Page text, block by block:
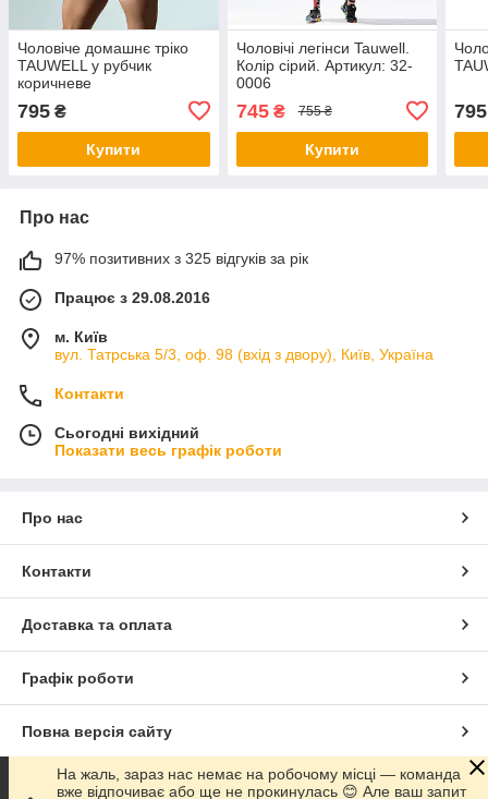
Чоловіче домашнє тріко
TAUWELL у рубчик
коричневе
795 ₴
Купити
Чоловічі легінси Tauwell.
Колір сірий. Артикул: 32-
0006
745₴ 755 ₴
Купити
795
Про нас
97% позитивних з 325 відгуків за рік
Працює з 29.08.2016
м. Київ
вул. Татрська 5/3, оф. 98 (вхід з двору), Київ, Україна
Контакти
Сьогодні вихідний
Показати весь графік роботи
Про нас
Контакти
Доставка та оплата
Графік роботи
Повна версія сайту
Сайт створено на маркетплейсіProm.ua
На жаль, зараз нас немає на робочому місці — команда
вже відпочиває або ще не прокинулась 😊 Але ваш запит